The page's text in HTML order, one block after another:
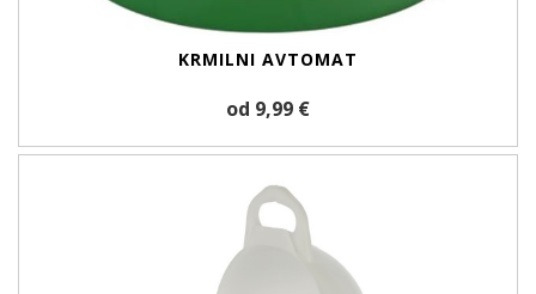
KRMILNI AVTOMAT
od 9,99 €